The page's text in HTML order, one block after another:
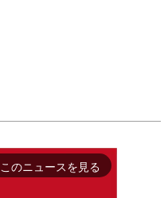
このニュースを見る